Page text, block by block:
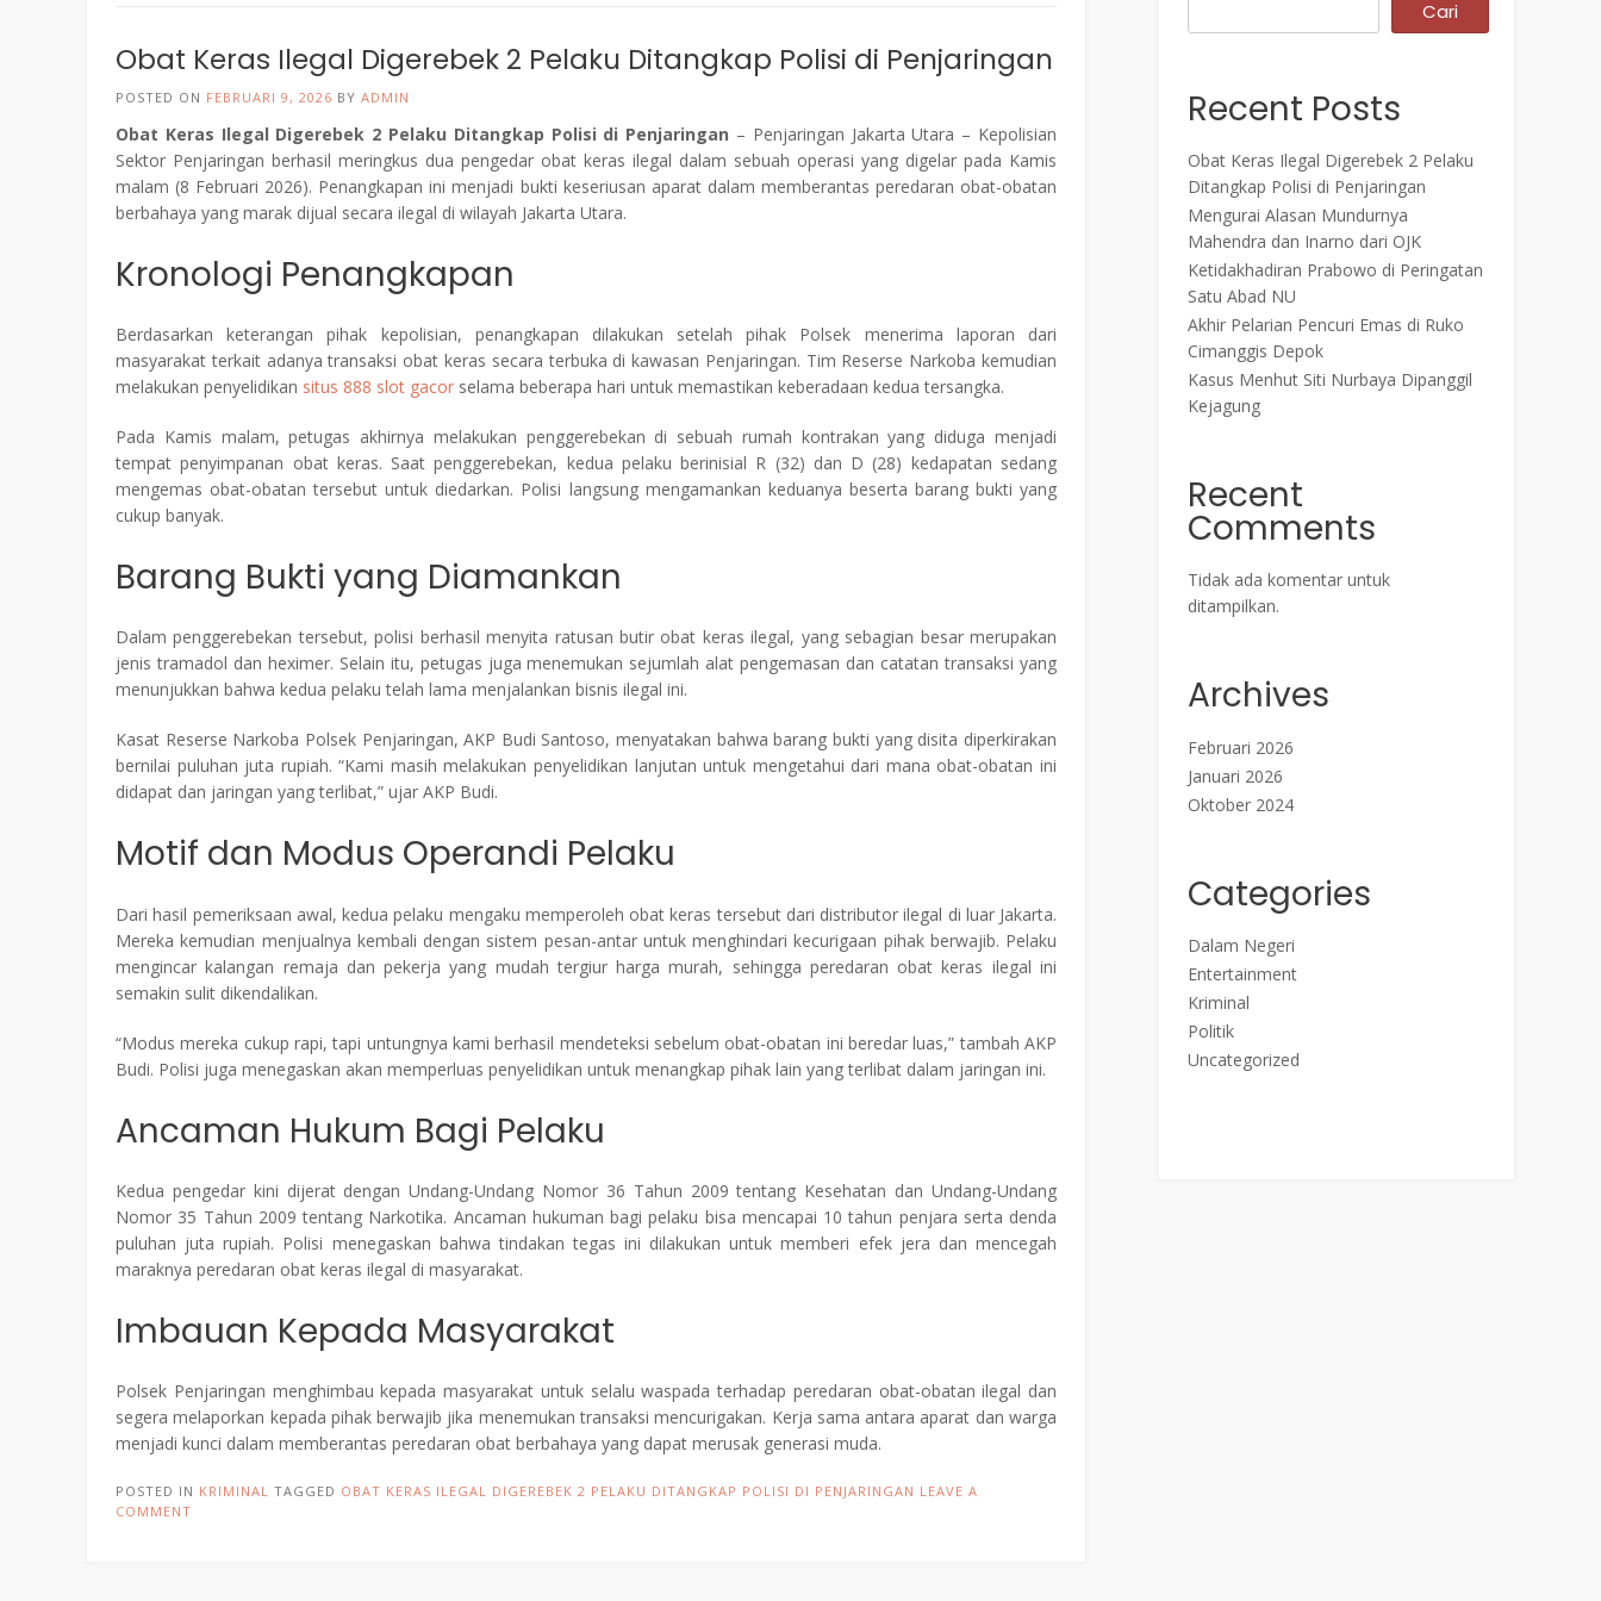
Obat Keras Ilegal Digerebek 2 Pelaku Ditangkap Polisi di Penjaringan
POSTED ON FEBRUARI 9, 2026 BY ADMIN
Obat Keras Ilegal Digerebek 2 Pelaku Ditangkap Polisi di Penjaringan – Penjaringan Jakarta Utara – Kepolisian
Sektor Penjaringan berhasil meringkus dua pengedar obat keras ilegal dalam sebuah operasi yang digelar pada Kamis
malam (8 Februari 2026). Penangkapan ini menjadi bukti keseriusan aparat dalam memberantas peredaran obat-obatan
berbahaya yang marak dijual secara ilegal di wilayah Jakarta Utara.
Kronologi Penangkapan
Berdasarkan keterangan pihak kepolisian, penangkapan dilakukan setelah pihak Polsek menerima laporan dari
masyarakat terkait adanya transaksi obat keras secara terbuka di kawasan Penjaringan. Tim Reserse Narkoba kemudian
melakukan penyelidikan situs 888 slot gacor selama beberapa hari untuk memastikan keberadaan kedua tersangka.
Pada Kamis malam, petugas akhirnya melakukan penggerebekan di sebuah rumah kontrakan yang diduga menjadi
tempat penyimpanan obat keras. Saat penggerebekan, kedua pelaku berinisial R (32) dan D (28) kedapatan sedang
mengemas obat-obatan tersebut untuk diedarkan. Polisi langsung mengamankan keduanya beserta barang bukti yang
cukup banyak.
Barang Bukti yang Diamankan
Dalam penggerebekan tersebut, polisi berhasil menyita ratusan butir obat keras ilegal, yang sebagian besar merupakan
jenis tramadol dan heximer. Selain itu, petugas juga menemukan sejumlah alat pengemasan dan catatan transaksi yang
menunjukkan bahwa kedua pelaku telah lama menjalankan bisnis ilegal ini.
Kasat Reserse Narkoba Polsek Penjaringan, AKP Budi Santoso, menyatakan bahwa barang bukti yang disita diperkirakan
bernilai puluhan juta rupiah. “Kami masih melakukan penyelidikan lanjutan untuk mengetahui dari mana obat-obatan ini
didapat dan jaringan yang terlibat,” ujar AKP Budi.
Motif dan Modus Operandi Pelaku
Dari hasil pemeriksaan awal, kedua pelaku mengaku memperoleh obat keras tersebut dari distributor ilegal di luar Jakarta.
Mereka kemudian menjualnya kembali dengan sistem pesan-antar untuk menghindari kecurigaan pihak berwajib. Pelaku
mengincar kalangan remaja dan pekerja yang mudah tergiur harga murah, sehingga peredaran obat keras ilegal ini
semakin sulit dikendalikan.
“Modus mereka cukup rapi, tapi untungnya kami berhasil mendeteksi sebelum obat-obatan ini beredar luas,” tambah AKP
Budi. Polisi juga menegaskan akan memperluas penyelidikan untuk menangkap pihak lain yang terlibat dalam jaringan ini.
Ancaman Hukum Bagi Pelaku
Kedua pengedar kini dijerat dengan Undang-Undang Nomor 36 Tahun 2009 tentang Kesehatan dan Undang-Undang
Nomor 35 Tahun 2009 tentang Narkotika. Ancaman hukuman bagi pelaku bisa mencapai 10 tahun penjara serta denda
puluhan juta rupiah. Polisi menegaskan bahwa tindakan tegas ini dilakukan untuk memberi efek jera dan mencegah
maraknya peredaran obat keras ilegal di masyarakat.
Imbauan Kepada Masyarakat
Polsek Penjaringan menghimbau kepada masyarakat untuk selalu waspada terhadap peredaran obat-obatan ilegal dan
segera melaporkan kepada pihak berwajib jika menemukan transaksi mencurigakan. Kerja sama antara aparat dan warga
menjadi kunci dalam memberantas peredaran obat berbahaya yang dapat merusak generasi muda.
POSTED IN KRIMINAL TAGGED OBAT KERAS ILEGAL DIGEREBEK 2 PELAKU DITANGKAP POLISI DI PENJARINGAN LEAVE A
COMMENT
Cari
Recent Posts
Obat Keras Ilegal Digerebek 2 Pelaku
Ditangkap Polisi di Penjaringan
Mengurai Alasan Mundurnya
Mahendra dan Inarno dari OJK
Ketidakhadiran Prabowo di Peringatan
Satu Abad NU
Akhir Pelarian Pencuri Emas di Ruko
Cimanggis Depok
Kasus Menhut Siti Nurbaya Dipanggil
Kejagung
Recent
Comments
Tidak ada komentar untuk
ditampilkan.
Archives
Februari 2026
Januari 2026
Oktober 2024
Categories
Dalam Negeri
Entertainment
Kriminal
Politik
Uncategorized